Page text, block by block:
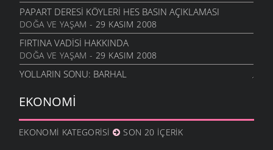
PAPART DERESI KÖYLERI HES BASIN AÇIKLAMASI
DOĞA VE YAŞAM - 29 KASIM 2008
FIRTINA VADISI HAKKINDA
DOĞA VE YAŞAM - 29 KASIM 2008
YOLLARIN SONU: BARHAL
İNSAN EVRIMI HIZLANIYOR!
BILIM- 4 KASIM 2008
MEY, TRT VE CEVRI ALTINTAŞ
EKONOMI
EKONOMI KATEGORISI SON 20 İÇERIK